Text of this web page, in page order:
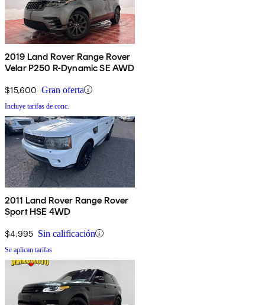
2019 Land Rover Range Rover
Velar P250 R-Dynamic SE AWD
$15,600 Gran oferta
Incluye tarifas de conc.
2011 Land Rover Range Rover
Sport HSE 4WD
$4,995 Sin calificación
Se aplican tarifas